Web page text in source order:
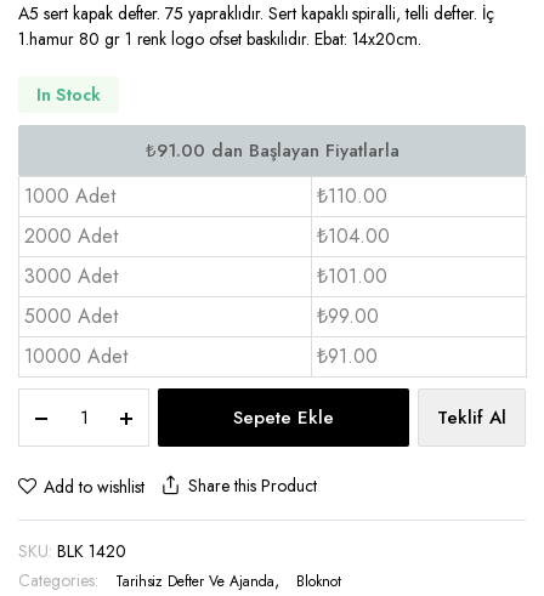
A5 sert kapak defter. 75 yapraklıdır. Sert kapaklı spiralli, telli defter. İç
1.hamur 80 gr 1 renk logo ofset baskılıdır. Ebat: 14x20cm.
In Stock
1000 Adet
₺110.00
2000 Adet
₺104.00
3000 Adet
₺101.00
5000 Adet
₺99.00
10000 Adet
₺91.00
Sert
Kapak
Spiralli
-
BLK
1420
Sepete Ekle Teklif Al
Add to wishlist Share this Product
SKU: BLK 1420
Categories:
Tarihsiz Defter Ve Ajanda, Bloknot